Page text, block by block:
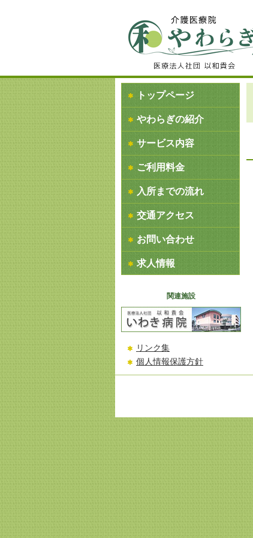
トップページ
やわらぎの紹介
サービス内容
ご利用料金
入所までの流れ
交通アクセス
お問い合わせ
求人情報
関連施設
リンク集
個人情報保護方針